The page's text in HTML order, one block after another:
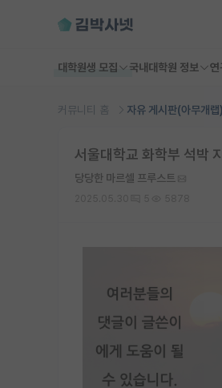
대학원생 모집 국내대학원 정보 연
커뮤니티 홈 자유 게시판(아무개랩)
서울대학교 화학부 석박
당당한 마르셀 프루스트